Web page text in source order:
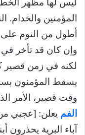
ليس لها مظهر
المؤمنين والخدام.
أطول من النوم على
وإن كان قد تأخر
لكنه في زمن قصير
يسقط المؤمنون
وقت قصير، الأمر
الفم يعلن: [عجبي
آباء البرية يحذرون